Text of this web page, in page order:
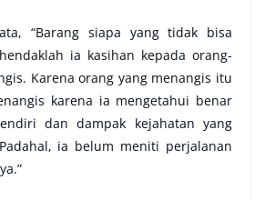
“Barang siapa yang tidak bisa
ia kasihan kepada orang-
Karena orang yang menangis itu
karena ia mengetahui benar
dan dampak kejahatan yang
ia belum meniti perjalanan